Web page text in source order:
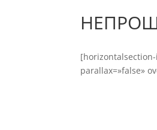
parallax=»false»